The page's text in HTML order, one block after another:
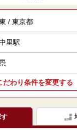
/ 東京都
中里駅
だわり条件を変更する
す